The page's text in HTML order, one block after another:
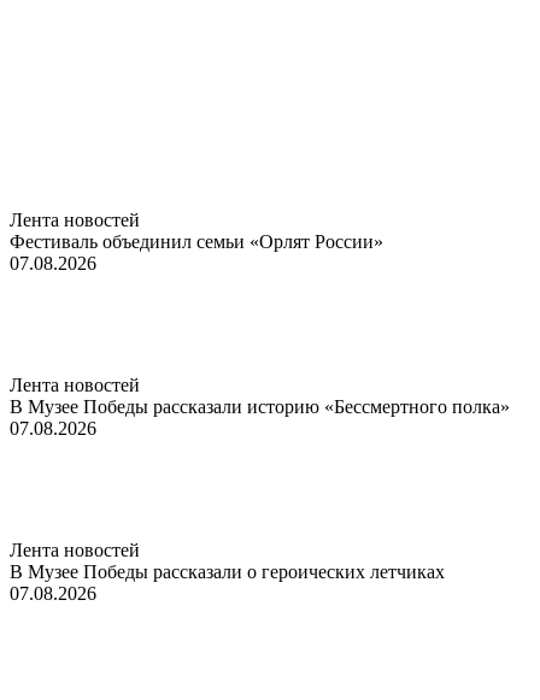
Лента новостей
Фестиваль объединил семьи «Орлят России»
07.08.2026
Лента новостей
В Музее Победы рассказали историю «Бессмертного полка»
07.08.2026
Лента новостей
В Музее Победы рассказали о героических летчиках
07.08.2026